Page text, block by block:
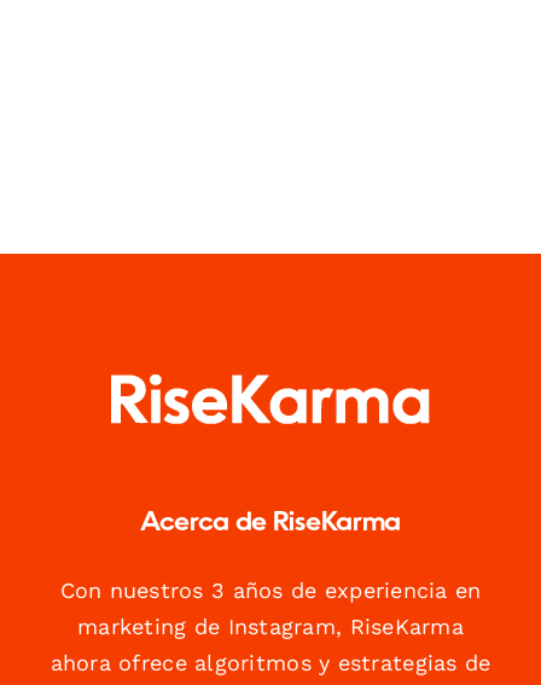
Acerca de RiseKarma
Con nuestros 3 años de experiencia en
marketing de Instagram, RiseKarma
ahora ofrece algoritmos y estrategias de